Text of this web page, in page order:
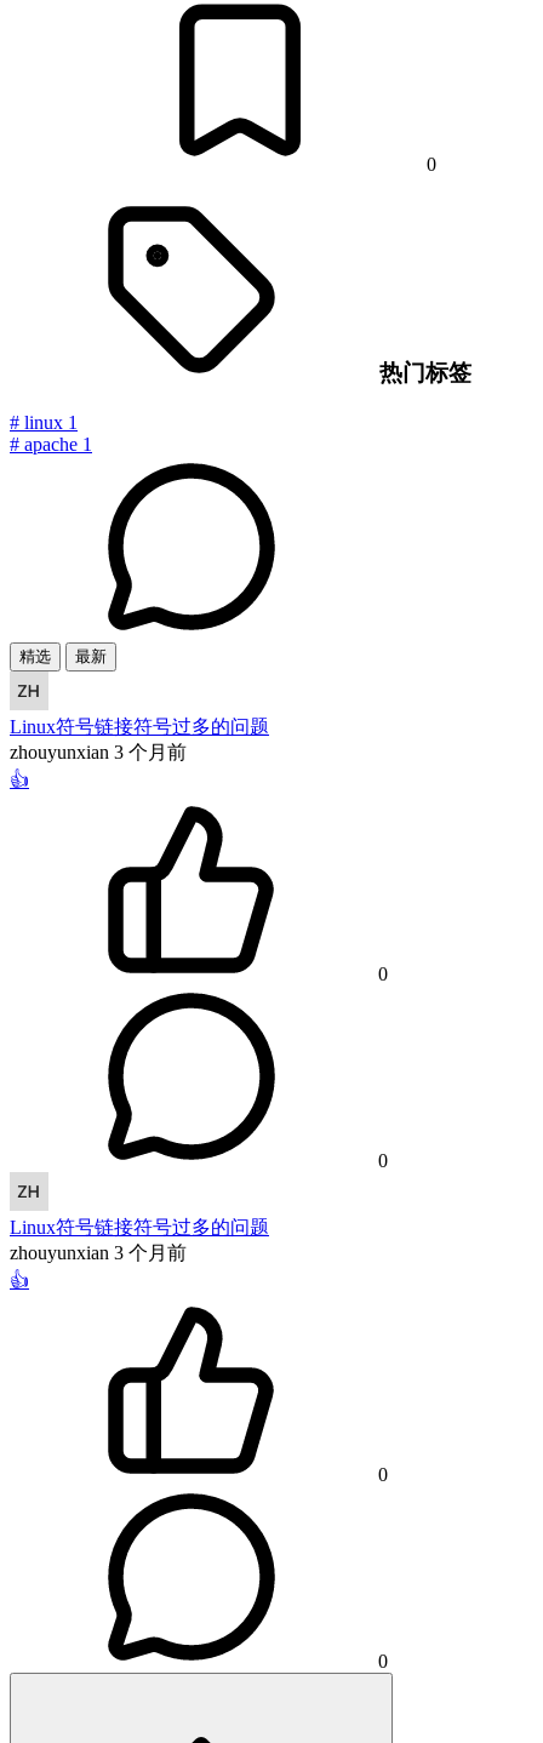
0
热门标签
# linux 1
# apache 1
精选 最新
Linux符号链接符号过多的问题
zhouyunxian 3 个月前
👍
0
0
Linux符号链接符号过多的问题
zhouyunxian 3 个月前
👍
0
0